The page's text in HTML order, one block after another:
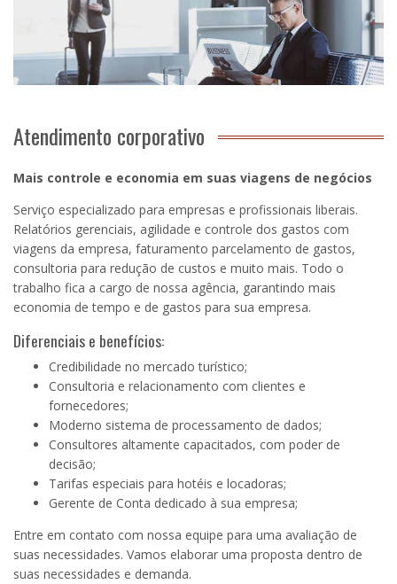
Atendimento corporativo
Mais controle e economia em suas viagens de negócios
Serviço especializado para empresas e profissionais liberais.
Relatórios gerenciais, agilidade e controle dos gastos com
viagens da empresa, faturamento parcelamento de gastos,
consultoria para redução de custos e muito mais. Todo o
trabalho fica a cargo de nossa agência, garantindo mais
economia de tempo e de gastos para sua empresa.
Diferenciais e benefícios:
Credibilidade no mercado turístico;
Consultoria e relacionamento com clientes e
fornecedores;
Moderno sistema de processamento de dados;
Consultores altamente capacitados, com poder de
decisão;
Tarifas especiais para hotéis e locadoras;
Gerente de Conta dedicado à sua empresa;
Entre em contato com nossa equipe para uma avaliação de
suas necessidades. Vamos elaborar uma proposta dentro de
suas necessidades e demanda.